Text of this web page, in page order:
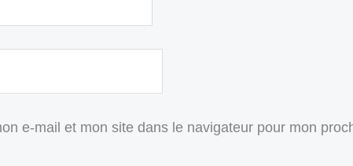
e-mail et mon site dans le navigateur pour mon